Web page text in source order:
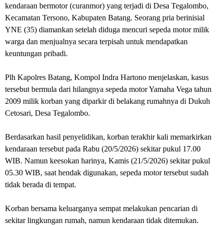
kendaraan bermotor (curanmor) yang terjadi di Desa Tegalombo,
Kecamatan Tersono, Kabupaten Batang. Seorang pria berinisial
YNE (35) diamankan setelah diduga mencuri sepeda motor milik
warga dan menjualnya secara terpisah untuk mendapatkan
keuntungan pribadi.
Plh Kapolres Batang, Kompol Indra Hartono menjelaskan, kasus
tersebut bermula dari hilangnya sepeda motor Yamaha Vega tahun
2009 milik korban yang diparkir di belakang rumahnya di Dukuh
Cetosari, Desa Tegalombo.
Berdasarkan hasil penyelidikan, korban terakhir kali memarkirkan
kendaraan tersebut pada Rabu (20/5/2026) sekitar pukul 17.00
WIB. Namun keesokan harinya, Kamis (21/5/2026) sekitar pukul
05.30 WIB, saat hendak digunakan, sepeda motor tersebut sudah
tidak berada di tempat.
Korban bersama keluarganya sempat melakukan pencarian di
sekitar lingkungan rumah, namun kendaraan tidak ditemukan.